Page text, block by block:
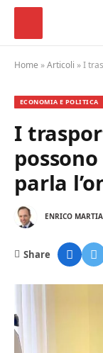
Home »Articoli »I
ECONOMIA E POLITICA
I
parla
ENRICO
Share